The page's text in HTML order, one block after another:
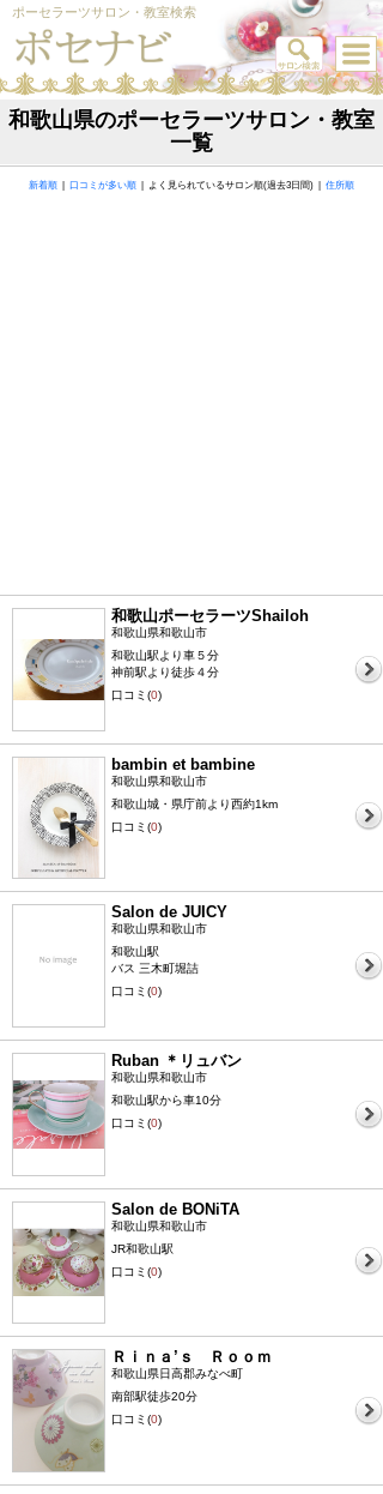
ポーセラーツサロン・教室検索
和歌山県のポーセラーツサロン・教室
一覧
新着順 口コミが多い順 | よく見られているサロン順(過去3日間) | 住所順
和歌山ポーセラーツShailoh
和歌山県和歌山市
和歌山駅より車５分
神前駅より徒歩４分
口コミ(0)
bambin et bambine
和歌山県和歌山市
和歌山城・県庁前より西約1km
口コミ(0)
Salon de JUICY
和歌山県和歌山市
和歌山駅
バス 三木町堀詰
口コミ(0)
Ruban ＊リュバン
和歌山県和歌山市
和歌山駅から車10分
口コミ(0)
Salon de BONiTA
和歌山県和歌山市
JR和歌山駅
口コミ(0)
Ｒｉｎａ’ｓ Ｒｏｏｍ
和歌山県日高郡みなべ町
南部駅徒歩20分
口コミ(0)